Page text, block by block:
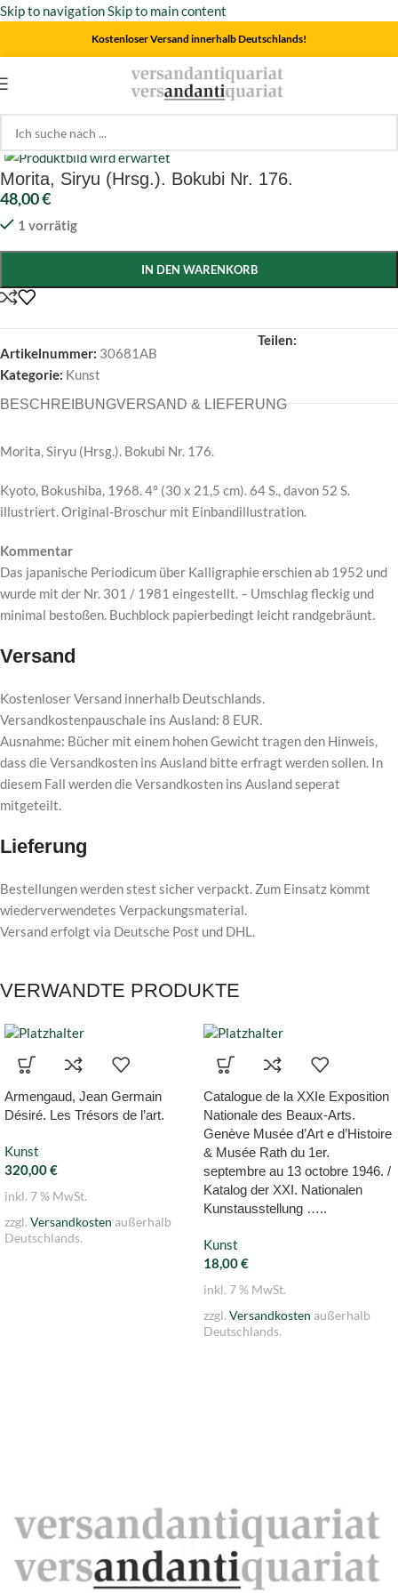
Skip to navigationSkip to main content
Kostenloser Versand innerhalb Deutschlands!
Start/KunstClick to enlarge
Morita, Siryu (Hrsg.). Bokubi Nr. 176.
48,00€
1 vorrätig
IN DEN WARENKORB
Artikelnummer: 30681AB
Kategorie: Kunst
Teilen:
BESCHREIBUNGVERSAND & LIEFERUNG
Morita, Siryu (Hrsg.). Bokubi Nr. 176.
Kyoto, Bokushiba, 1968. 4° (30 x 21,5 cm). 64 S., davon 52 S.
illustriert. Original-Broschur mit Einbandillustration.
Kommentar
Das japanische Periodicum über Kalligraphie erschien ab 1952 und
wurde mit der Nr. 301 / 1981 eingestellt. – Umschlag fleckig und
minimal bestoßen. Buchblock papierbedingt leicht randgebräunt.
Versand
Kostenloser Versand innerhalb Deutschlands.
Versandkostenpauschale ins Ausland: 8 EUR.
Ausnahme: Bücher mit einem hohen Gewicht tragen den Hinweis,
dass die Versandkosten ins Ausland bitte erfragt werden sollen. In
diesem Fall werden die Versandkosten ins Ausland seperat
mitgeteilt.
Lieferung
Bestellungen werden stest sicher verpackt. Zum Einsatz kommt
wiederverwendetes Verpackungsmaterial.
Versand erfolgt via Deutsche Post und DHL.
VERWANDTE PRODUKTE
Armengaud, Jean Germain
Désiré. Les Trésors de l’art.
Kunst
320,00€
inkl. 7 % MwSt.
zzgl. Versandkosten außerhalb
Deutschlands.
Catalogue de la XXIe Exposition
Nationale des Beaux-Arts.
Genève Musée d’Art e d’Histoire
& Musée Rath du 1er.
septembre au 13 octobre 1946. /
Katalog der XXI. Nationalen
Kunstausstellung …..
Kunst
18,00€
inkl. 7 % MwSt.
zzgl. Versandkosten außerhalb
Deutschlands.